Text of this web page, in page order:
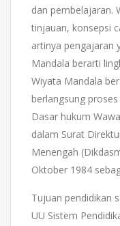
dan pembelajaran.
tinjauan, konsepsi
artinya pengajaran
Mandala berarti
Wiyata Mandala
berlangsung
Dasar hukum
dalam Surat
Menengah
Oktober 1984
Tujuan pendidikan
UU Sistem